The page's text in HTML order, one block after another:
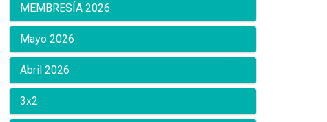
MEMBRESÍA 2026
Mayo 2026
Abril 2026
3x2